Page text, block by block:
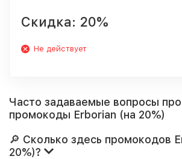
Скидка: 20%
Не действует
Часто задаваемые вопросы про
промокоды Erborian (на 20%)
🔎 Сколько здесь промокодов
20%)?